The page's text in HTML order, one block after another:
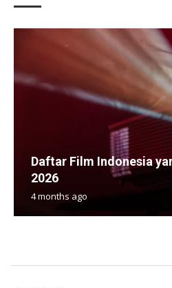
Daftar Film Indonesia
2026
4 months ago